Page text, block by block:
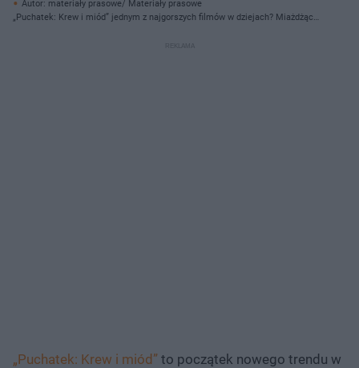
Autor: materiały prasowe/ Materiały prasowe
„Puchatek: Krew i miód” jednym z najgorszych filmów w dziejach? Miażdżące
„Puchatek: Krew i miód” to początek nowego trendu w